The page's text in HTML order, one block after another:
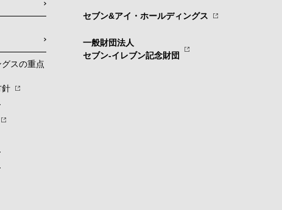
スの重点
針
セブン&アイ・ホールディングス
一般財団法人
セブン-イレブン記念財団